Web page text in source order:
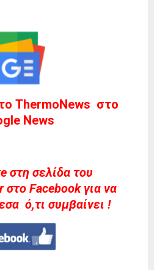
ThermoNews στο
News
στη σελίδα του
Facebook για να
ό,τι συμβαίνει !